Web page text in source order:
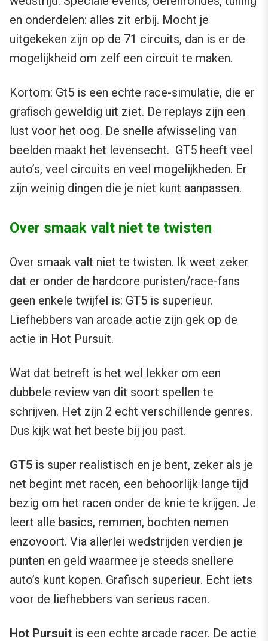
en onderdelen: alles zit erbij. Mocht je
uitgekeken zijn op de 71 circuits, dan is er de
mogelijkheid om zelf een circuit te maken.
Kortom: Gt5 is een echte race-simulatie, die er
grafisch geweldig uit ziet. De replays zijn een
lust voor het oog. De snelle afwisseling van
beelden maakt het levensecht. GT5 heeft veel
auto’s, veel circuits en veel mogelijkheden. Er
zijn weinig dingen die je niet kunt aanpassen.
Over smaak valt niet te twisten
Over smaak valt niet te twisten. Ik weet zeker
dat er onder de hardcore puristen/race-fans
geen enkele twijfel is: GT5 is superieur.
Liefhebbers van arcade actie zijn gek op de
actie in Hot Pursuit.
Wat dat betreft is het wel lekker om een
dubbele review van dit soort spellen te
schrijven. Het zijn 2 echt verschillende genres.
Dus kijk wat het beste bij jou past.
GT5 is super realistisch en je bent, zeker als je
net begint met racen, een behoorlijk lange tijd
bezig om het racen onder de knie te krijgen. Je
leert alle basics, remmen, bochten nemen
enzovoort. Via allerlei wedstrijden verdien je
punten en geld waarmee je steeds snellere
auto’s kunt kopen. Grafisch superieur. Echt iets
voor de liefhebbers van serieus racen.
Hot Pursuit is een echte arcade racer. De actie